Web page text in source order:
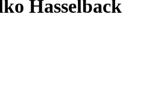
Hasselback